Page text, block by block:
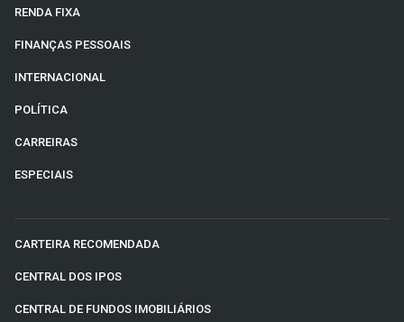
RENDA FIXA
FINANÇAS PESSOAIS
INTERNACIONAL
POLÍTICA
CARREIRAS
ESPECIAIS
CARTEIRA RECOMENDADA
CENTRAL DOS IPOS
CENTRAL DE FUNDOS IMOBILIÁRIOS